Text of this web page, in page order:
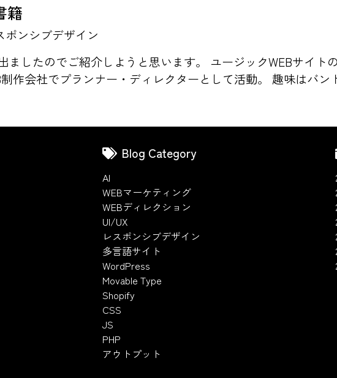
籍
ポンシブデザイン
ましたのでご紹介しようと思います。 ユージックWEBサイト
作会社でプランナー・ディレクターとして活動。 趣味はバ
Blog Category
AI
WEBマーケティング
WEBディレクション
UI/UX
レスポンシブデザイン
多言語サイト
WordPress
Movable Type
Shopify
CSS
JS
PHP
アウトプット